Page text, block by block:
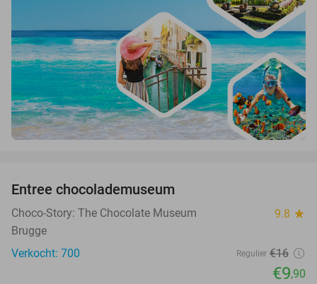
Entree chocolademuseum
Choco-Story: The Chocolate Museum 9.8 star
Brugge
Verkocht: 700
Regulier €16
€9,90